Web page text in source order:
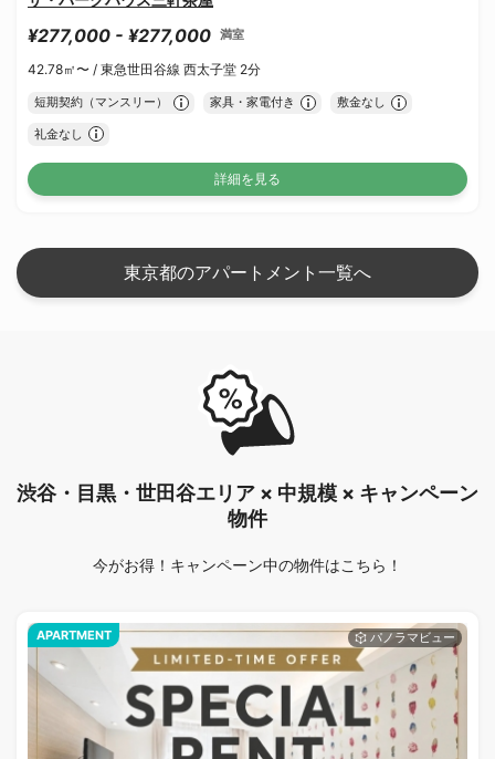
¥277,000 - ¥277,000 満室
42.78㎡〜 / 東急世田谷線 西太子堂 2分
短期契約（マンスリー） 家具・家電付き 敷金なし
礼金なし
詳細を見る
東京都のアパートメント一覧へ
渋谷・目黒・世田谷エリア × 中規模 × キャンペーン
物件
今がお得！キャンペーン中の物件はこちら！
APARTMENT